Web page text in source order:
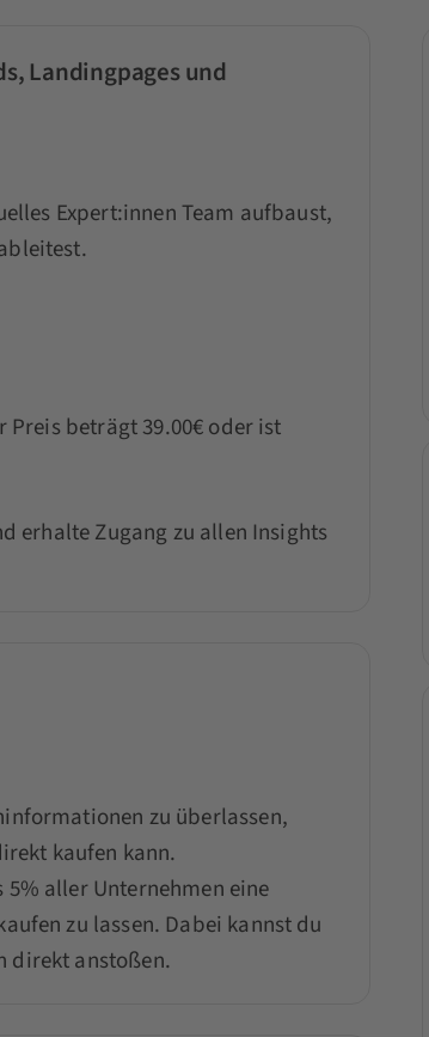
Landingpages und
Expert:innen Team aufbaust,
beträgt 39.00€ oder ist
erhalte Zugang zu allen Insights
zu überlassen,
kaufen kann.
aller Unternehmen eine
zu lassen. Dabei kannst du
direkt anstoßen.